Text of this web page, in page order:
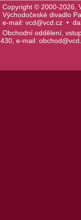
Copyright © 2000-2026,
Východočeské divadlo
e-mail: vcd@vcd.cz•
Obchodní oddělení,
430, e-mail: